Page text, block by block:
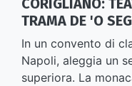
CORIGLIANO:
TRAMA DE 'O
In un convento di
Napoli, aleggia un
superiora. La